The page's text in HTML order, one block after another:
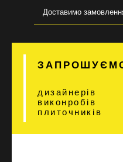
Доставимо
дизайнерів
виконробів
плиточників